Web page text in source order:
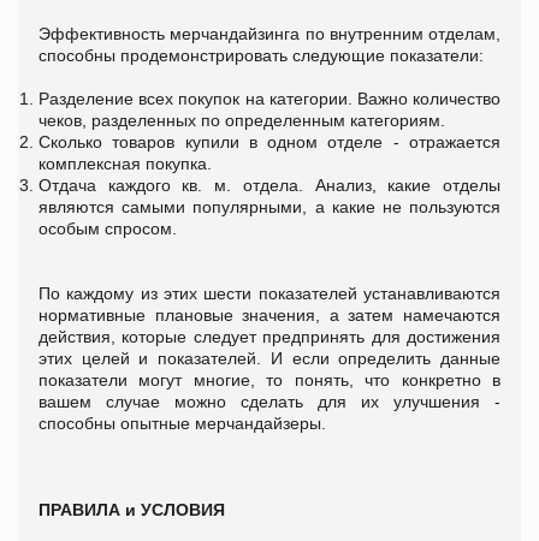
Эффективность мерчандайзинга по внутренним отделам,
способны продемонстрировать следующие показатели:
Разделение всех покупок на категории. Важно количество
чеков, разделенных по определенным категориям.
Сколько товаров купили в одном отделе - отражается
комплексная покупка.
Отдача каждого кв. м. отдела. Анализ, какие отделы
являются самыми популярными, а какие не пользуются
особым спросом.
По каждому из этих шести показателей устанавливаются
нормативные плановые значения, а затем намечаются
действия, которые следует предпринять для достижения
этих целей и показателей. И если определить данные
показатели могут многие, то понять, что конкретно в
вашем случае можно сделать для их улучшения -
способны опытные мерчандайзеры.
ПРАВИЛА и УСЛОВИЯ